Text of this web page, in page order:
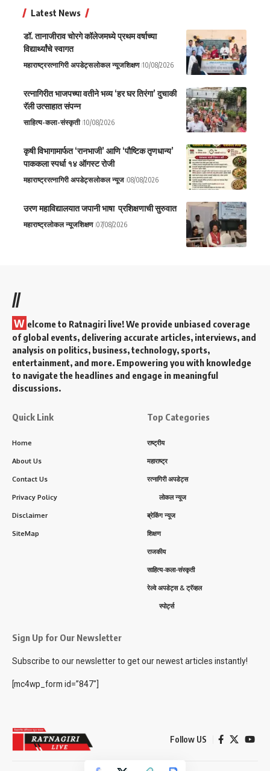
Latest News
डॉ. तानाजीराव चोरगे कॉलेजमध्ये प्रथम वर्षाच्या
विद्यार्थ्यांचे स्वागत
महाराष्ट्ररत्नागिरी अपडेट्सलोकल न्यूजशिक्षण 10/08/2026
रत्नागिरीत भाजपच्या वतीने भव्य ‘हर घर तिरंगा’ दुचाकी
रॅली उत्साहात संपन्न
साहित्य-कला-संस्कृती 10/08/2026
कृषी विभागामार्फत ‘रानभाजी’ आणि ‘पौष्टिक तृणधान्य’
पाककला स्पर्धा १४ ऑगस्ट रोजी
महाराष्ट्ररत्नागिरी अपडेट्सलोकल न्यूज 08/08/2026
उरण महाविद्यालयात जपानी भाषा प्रशिक्षणाची सुरुवात
महाराष्ट्रलोकल न्यूजशिक्षण 07/08/2026
//
W elcome to Ratnagiri live! We provide unbiased coverage
of global events, delivering accurate articles, interviews, and
analysis on politics, business, technology, sports,
entertainment, and more. Empowering you with knowledge
to navigate the headlines and engage in meaningful
discussions.
Quick Link
Home
About Us
Contact Us
Privacy Policy
Disclaimer
SiteMap
Top Categories
राष्ट्रीय
महाराष्ट्र
रत्नागिरी अपडेट्स
लोकल न्यूज
ब्रेकिंग न्यूज
शिक्षण
राजकीय
साहित्य-कला-संस्कृती
रेल्वे अपडेट्स & ट्रॅव्हल
स्पोर्ट्स
Sign Up for Our Newsletter
Subscribe to our newsletter to get our newest articles instantly!
[mc4wp_form id=”847″]
Follow US